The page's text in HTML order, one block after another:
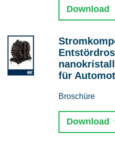
Download
für
Broschüre
Download